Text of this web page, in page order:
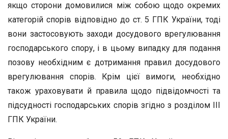
якщо сторони домовилися між собою щодо окремих
категорій спорів відповідно до ст. 5 ГПК України, тоді
вони застосовують заходи досудового врегулювання
господарського спору, і в цьому випадку для подання
позову необхідним є дотримання правил досудового
врегулювання спорів. Крім цієї вимоги, необхідно
також ураховувати й правила щодо підвідомчості та
підсудності господарських спорів згідно з розділом ІІІ
ГПК України.